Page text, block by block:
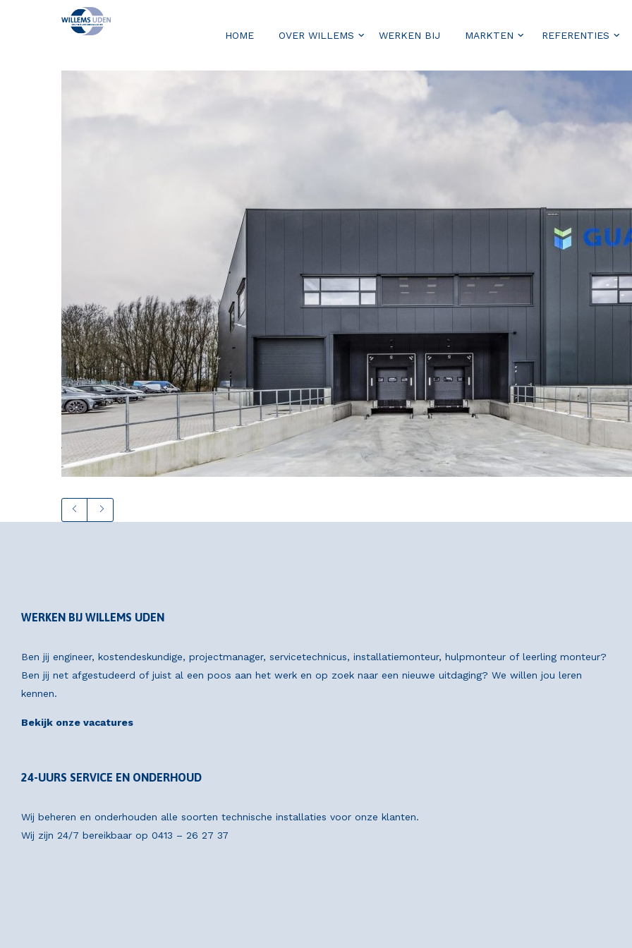
HOME OVER WILLEMS WERKEN BIJ MARKTEN REFERENTIES
WERKEN BIJ WILLEMS UDEN
Ben jij engineer, kostendeskundige, projectmanager, servicetechnicus, installatiemonteur, hulpmonteur of leerling monteur?
Ben jij net afgestudeerd of juist al een poos aan het werk en op zoek naar een nieuwe uitdaging? We willen jou leren
kennen.
Bekijk onze vacatures
24-UURS SERVICE EN ONDERHOUD
Wij beheren en onderhouden alle soorten technische installaties voor onze klanten.
Wij zijn 24/7 bereikbaar op 0413 – 26 27 37